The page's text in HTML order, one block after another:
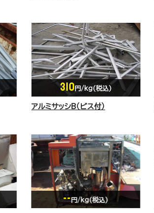
340円/kg(税込)
ダイカスト
15円/kg(税込)